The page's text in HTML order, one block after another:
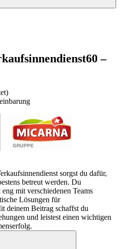
60 –
sorgst du dafür,
betreut werden. Du
mit verschiedenen Teams
Lösungen für
deinem Beitrag schaffst du
und leistest einen wichtigen